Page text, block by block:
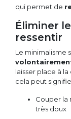
qui permet de
Éliminer
ressentir
Le minimalisme
laisser place à la
cela peut
Couper la
très doux